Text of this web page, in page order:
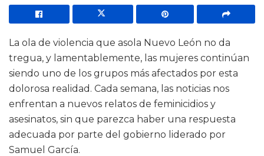
La ola de violencia que asola Nuevo León no da
tregua, y lamentablemente, las mujeres continúan
siendo uno de los grupos más afectados por esta
dolorosa realidad. Cada semana, las noticias nos
enfrentan a nuevos relatos de feminicidios y
asesinatos, sin que parezca haber una respuesta
adecuada por parte del gobierno liderado por
Samuel García.